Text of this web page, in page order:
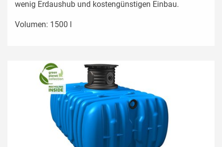
wenig Erdaushub und kostengünstigen Einbau.
Volumen: 1500 l